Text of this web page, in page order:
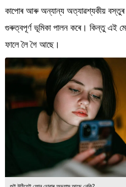
শিক্ষা
খেল
জীৱনশৈলী
বিশ্ব
প্ৰযুক্তি
কাপোৰ আৰু অন্যান্য অত্যাৱশ্যকীয় বস্তুৰ
গুৰুত্বপূৰ্ণ ভূমিকা পালন কৰে। কিন্তু এই
ফালে লৈ গৈ আছে।